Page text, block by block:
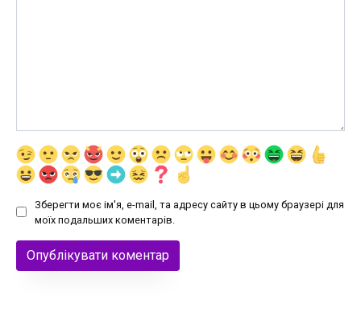
Зберегти моє ім'я, e-mail, та адресу сайту в цьому браузері для
моїх подальших коментарів.